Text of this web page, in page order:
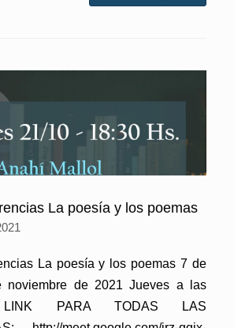
La poesía y los poemas
La poesía y los poemas 7 de
noviembre de 2021 Jueves a las
PARA TODAS LAS